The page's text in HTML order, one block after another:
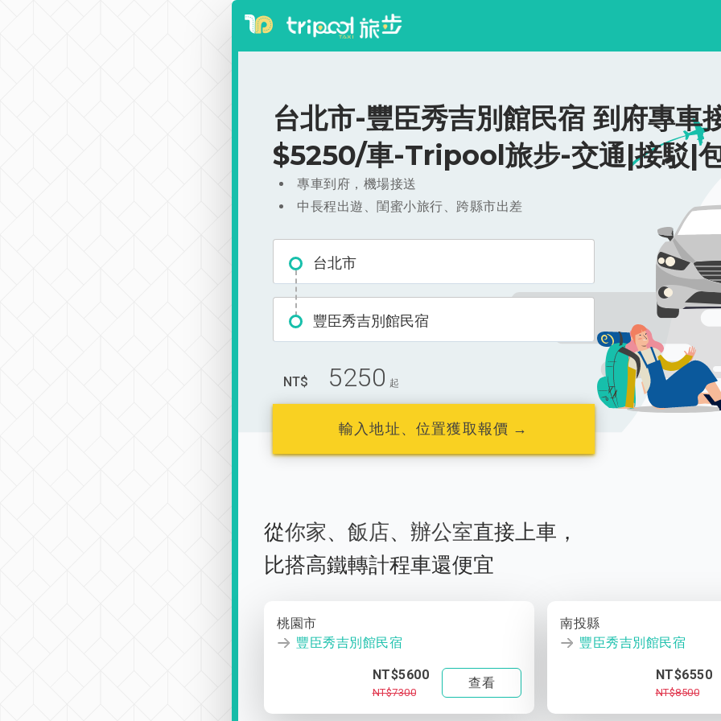
台北市-豐臣秀吉別館民宿 到府專車
$5250/車-Tripool旅步-交通|接駁|
專車到府，機場接送
中長程出遊、閨蜜小旅行、跨縣市出差
台北市
豐臣秀吉別館民宿
NT$ 5250 起
輸入地址、位置獲取報價 →
從你家、 飯店、 辦公室直接上車，
比搭高鐵轉計程車還便宜
桃園市
豐臣秀吉別館民宿
NT$5600
NT$7300
查看
南投縣
豐臣秀吉別館民宿
NT$6550
NT$8500